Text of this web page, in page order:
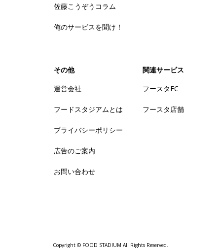
佐藤こうぞうコラム
俺のサービスを聞け！
その他
運営会社
フードスタジアムとは
プライバシーポリシー
広告のご案内
お問い合わせ
関連サービス
フースタFC
フースタ店舗
Copyright © FOOD STADIUM All Rights Reserved.